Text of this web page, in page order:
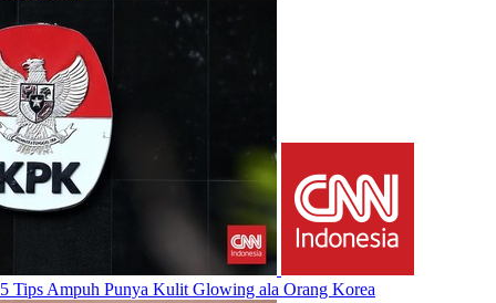
5 Tips Ampuh Punya Kulit Glowing ala Orang Korea